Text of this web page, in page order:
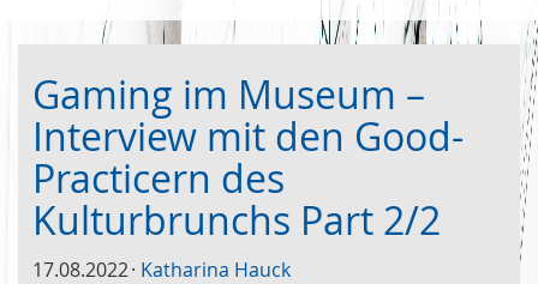
Gaming im Museum –
Interview mit den Good-
Practicern des
Kulturbrunchs Part 2/2
17.08.2022 Katharina Hauck